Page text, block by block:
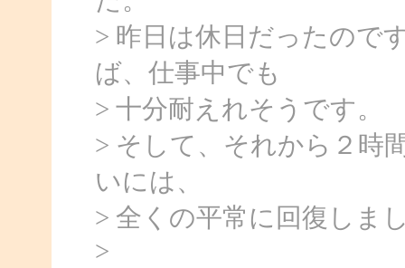
> 昨日は休日だったので
ば、仕事中でも
> 十分耐えれそうです。
> そして、それから２時
いには、
> 全くの平常に回復しま
>